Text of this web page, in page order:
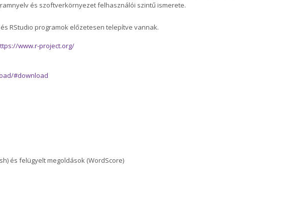
és szoftverkörnyezet felhasználói szintű ismerete.
RStudio programok előzetesen telepítve vannak.
www.r-project.org/
#download
és felügyelt megoldások (WordScore)